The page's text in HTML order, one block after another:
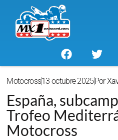
Motocross13 octubre 2025Por
España,
Trofeo
Motocross